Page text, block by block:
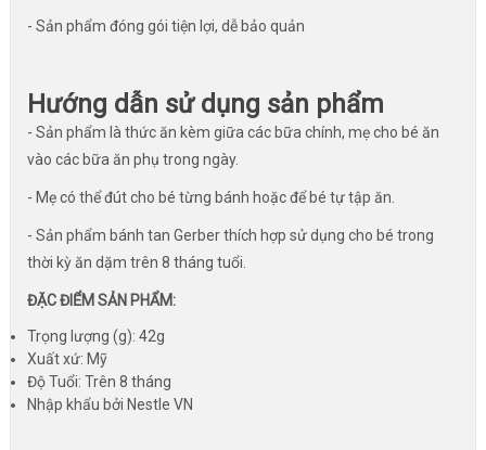
- Sản phẩm đóng gói tiện lợi, dễ bảo quản
Hướng dẫn sử dụng sản phẩm
- Sản phẩm là thức ăn kèm giữa các bữa chính, mẹ cho bé ăn
vào các bữa ăn phụ trong ngày.
- Mẹ có thể đút cho bé từng bánh hoặc để bé tự tập ăn.
- Sản phẩm bánh tan Gerber thích hợp sử dụng cho bé trong
thời kỳ ăn dặm trên 8 tháng tuổi.
ĐẶC ĐIỂM SẢN PHẨM:
Trọng lượng (g): 42g
Xuất xứ: Mỹ
Độ Tuổi: Trên 8 tháng
Nhập khẩu bởi Nestle VN